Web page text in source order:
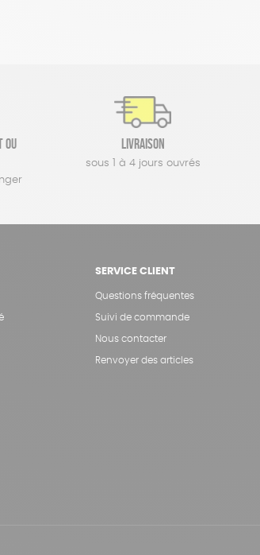
ou
Livraison
sous 1 à 4 jours ouvrés
SERVICE CLIENT
Questions fréquentes
Suivi de commande
Nous contacter
Renvoyer des articles